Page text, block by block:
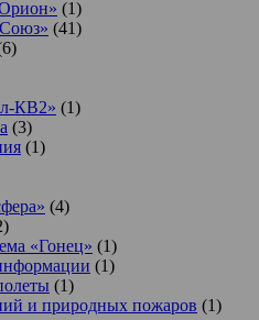
(1)
(41)
КВ2» (1)
(3)
(1)
(4)
«Гонец» (1)
(1)
(1)
и природных пожаров (1)